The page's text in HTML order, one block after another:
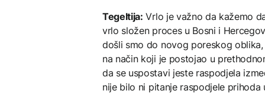
Tegeltija: Vrlo je važno da kažemo
vrlo složen proces u Bosni i
došli smo do novog poreskog
na način koji je postojao u
da se uspostavi jeste raspodjela
nije bilo ni pitanje raspodjele